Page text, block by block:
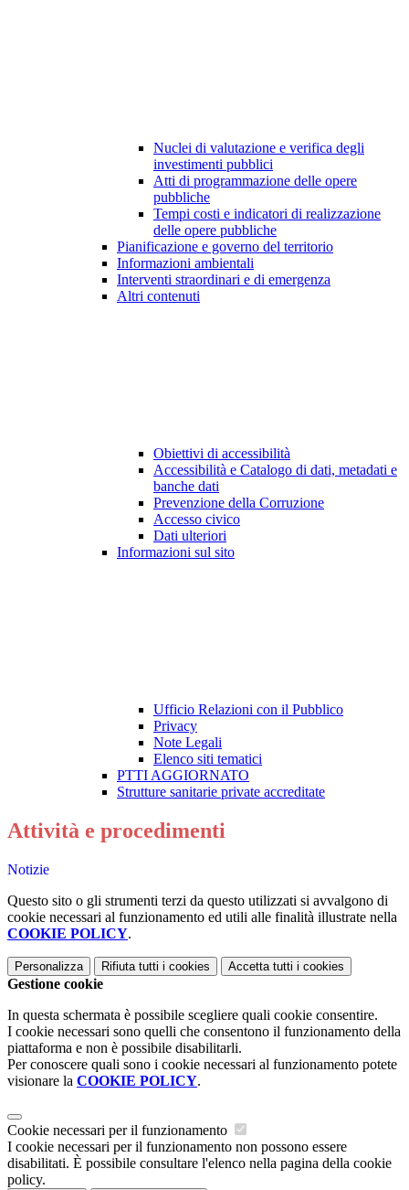
Nuclei di valutazione e verifica degli
investimenti pubblici
Atti di programmazione delle opere
pubbliche
Tempi costi e indicatori di realizzazione
delle opere pubbliche
Pianificazione e governo del territorio
Informazioni ambientali
Interventi straordinari e di emergenza
Altri contenuti
Obiettivi di accessibilità
Accessibilità e Catalogo di dati, metadati e
banche dati
Prevenzione della Corruzione
Accesso civico
Dati ulteriori
Informazioni sul sito
Ufficio Relazioni con il Pubblico
Privacy
Note Legali
Elenco siti tematici
PTTI AGGIORNATO
Strutture sanitarie private accreditate
Attività e procedimenti
Notizie
Questo sito o gli strumenti terzi da questo utilizzati si avvalgono di
cookie necessari al funzionamento ed utili alle finalità illustrate nella
COOKIE POLICY.
Personalizza Rifiuta tutti i cookies Accetta tutti i cookies
Gestione cookie
In questa schermata è possibile scegliere quali cookie consentire.
I cookie necessari sono quelli che consentono il funzionamento della
piattaforma e non è possibile disabilitarli.
Per conoscere quali sono i cookie necessari al funzionamento potete
visionare la COOKIE POLICY.
Cookie necessari per il funzionamento
I cookie necessari per il funzionamento non possono essere
disabilitati. È possibile consultare l'elenco nella pagina della cookie
policy.